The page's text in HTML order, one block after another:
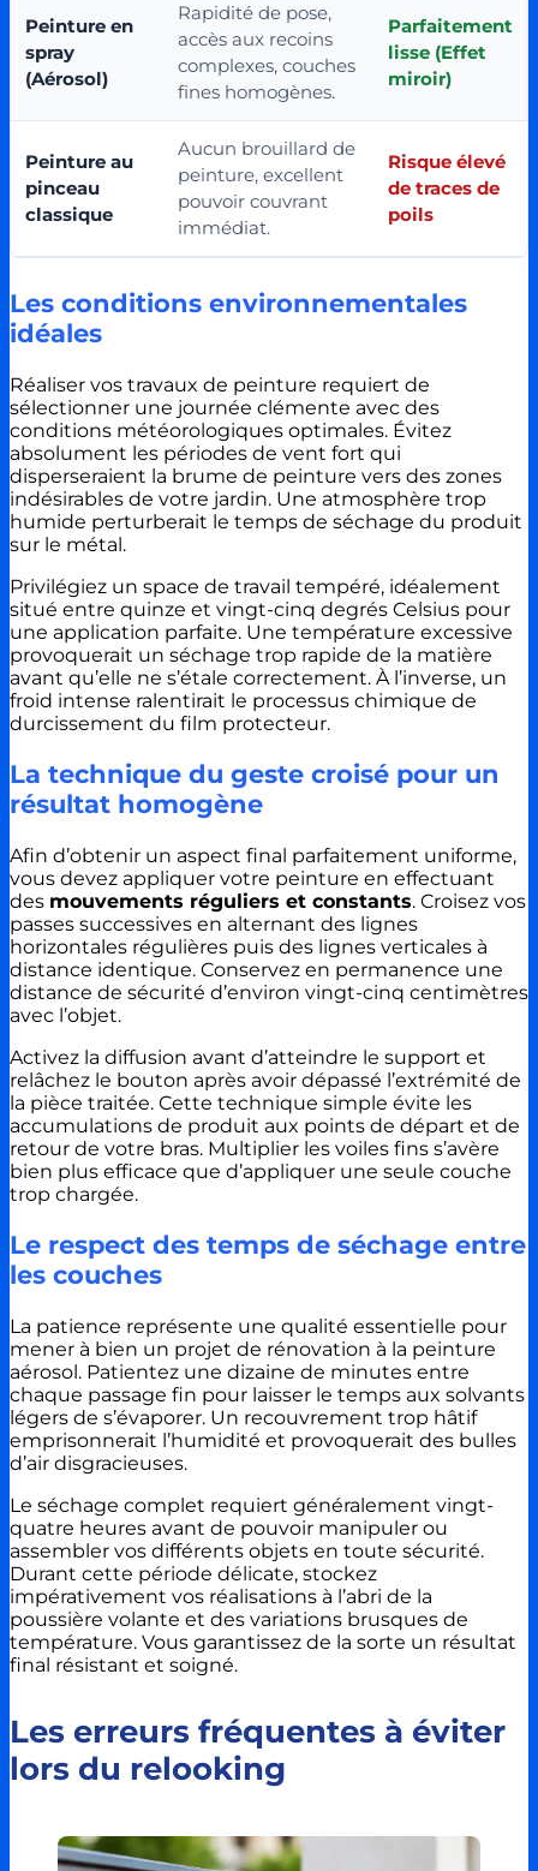
Peinture en
spray
(Aérosol)
Rapidité de pose,
accès aux recoins
complexes, couches
fines homogènes.
Parfaitement
lisse (Effet
miroir)
Peinture au
pinceau
classique
Aucun brouillard de
peinture, excellent
pouvoir couvrant
immédiat.
Risque élevé
de traces de
poils
Les conditions environnementales
idéales
Réaliser vos travaux de peinture requiert de
sélectionner une journée clémente avec des
conditions météorologiques optimales. Évitez
absolument les périodes de vent fort qui
disperseraient la brume de peinture vers des zones
indésirables de votre jardin. Une atmosphère trop
humide perturberait le temps de séchage du produit
sur le métal.
Privilégiez un space de travail tempéré, idéalement
situé entre quinze et vingt-cinq degrés Celsius pour
une application parfaite. Une température excessive
provoquerait un séchage trop rapide de la matière
avant qu’elle ne s’étale correctement. À l’inverse, un
froid intense ralentirait le processus chimique de
durcissement du film protecteur.
La technique du geste croisé pour un
résultat homogène
Afin d’obtenir un aspect final parfaitement uniforme,
vous devez appliquer votre peinture en effectuant
des mouvements réguliers et constants. Croisez vos
passes successives en alternant des lignes
horizontales régulières puis des lignes verticales à
distance identique. Conservez en permanence une
distance de sécurité d’environ vingt-cinq centimètres
avec l’objet.
Activez la diffusion avant d’atteindre le support et
relâchez le bouton après avoir dépassé l’extrémité de
la pièce traitée. Cette technique simple évite les
accumulations de produit aux points de départ et de
retour de votre bras. Multiplier les voiles fins s’avère
bien plus efficace que d’appliquer une seule couche
trop chargée.
Le respect des temps de séchage entre
les couches
La patience représente une qualité essentielle pour
mener à bien un projet de rénovation à la peinture
aérosol. Patientez une dizaine de minutes entre
chaque passage fin pour laisser le temps aux solvants
légers de s’évaporer. Un recouvrement trop hâtif
emprisonnerait l’humidité et provoquerait des bulles
d’air disgracieuses.
Le séchage complet requiert généralement vingt-
quatre heures avant de pouvoir manipuler ou
assembler vos différents objets en toute sécurité.
Durant cette période délicate, stockez
impérativement vos réalisations à l’abri de la
poussière volante et des variations brusques de
température. Vous garantissez de la sorte un résultat
final résistant et soigné.
Les erreurs fréquentes à éviter
lors du relooking